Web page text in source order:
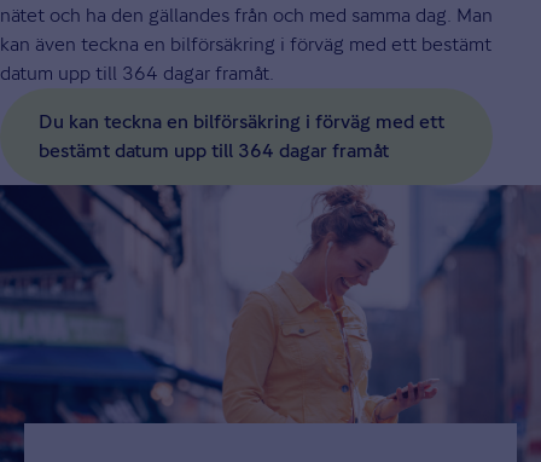
nätet och ha den gällandes från och med samma dag. Man
kan även teckna en bilförsäkring i förväg med ett bestämt
datum upp till 364 dagar framåt.
Du kan teckna en bilförsäkring i förväg med ett
bestämt datum upp till 364 dagar framåt